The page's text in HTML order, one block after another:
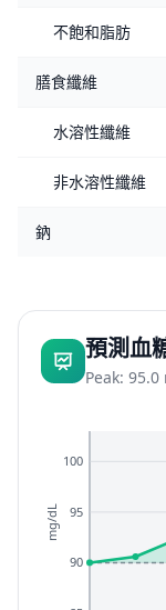
不飽和脂肪
膳食纖維
水溶性纖維
非水溶性纖維
鈉
預測血
Peak:
90
95
100
mg/dL